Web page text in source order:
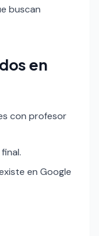
buscan
en
con profesor
en Google